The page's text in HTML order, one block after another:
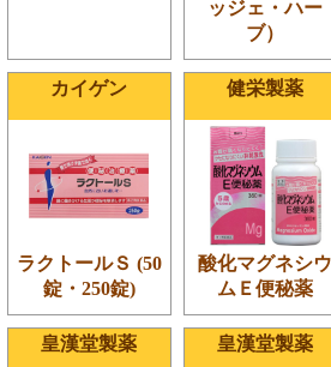
ッジェ・ハー
ブ）
カイゲン
ラクトールＳ (50
錠・250錠)
健栄製薬
酸化マグネシウ
ムＥ便秘薬
皇漢堂製薬 皇漢堂製薬